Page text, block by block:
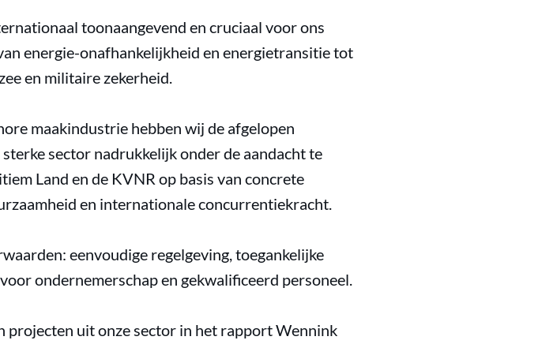
toonaangevend en cruciaal voor ons
energie-onafhankelijkheid en energietransitie tot
en militaire zekerheid.
maakindustrie hebben wij de afgelopen
sector nadrukkelijk onder de aandacht te
Land en de KVNR op basis van concrete
en internationale concurrentiekracht.
eenvoudige regelgeving, toegankelijke
ondernemerschap en gekwalificeerd personeel.
uit onze sector in het rapport Wennink